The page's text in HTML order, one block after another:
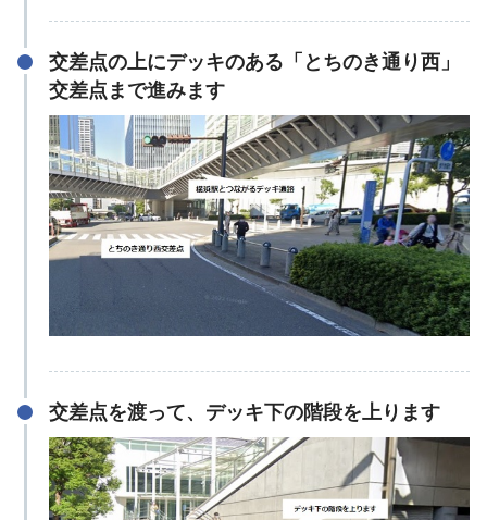
交差点の上にデッキのある「とちのき通り西」
交差点まで進みます
交差点を渡って、デッキ下の階段を上ります